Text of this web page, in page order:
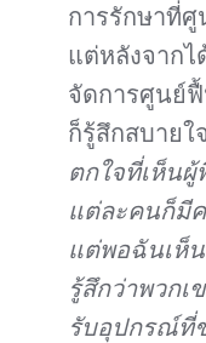
การรักษาที่
แต่หลังจาก
จัดการศูนย์
ก็รู้สึกสบายใ
ตกใจที่เห็น
แต่ละคนก็มี
แต่พอฉันเห็
รู้สึกว่าพวกเ
รับอุปกรณ์ที่